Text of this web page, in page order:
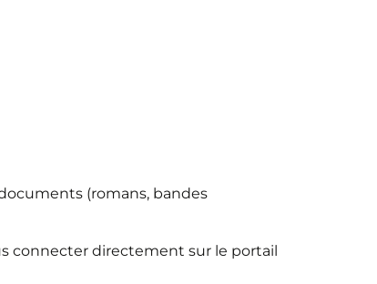
(romans, bandes
connecter directement sur le portail